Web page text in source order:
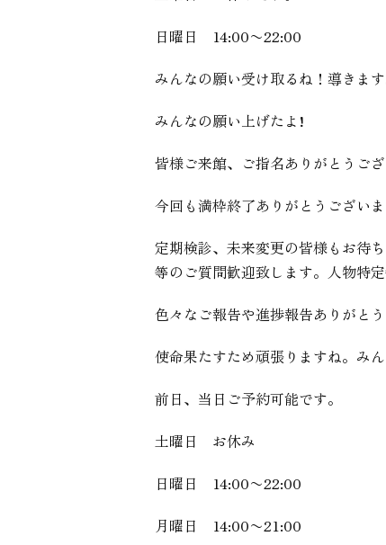
日曜日 14:00〜22:00
みんなの願い受け取るね！導きます
みんなの願い上げたよ!
皆様ご来館、ご指名ありがとうご
今回も満枠終了ありがとうござい
定期検診、未来変更の皆様もお待
等のご質問歓迎致します。人物特
色々なご報告や進捗報告ありがとう
使命果たすため頑張りますね。み
前日、当日ご予約可能です。
土曜日 お休み
日曜日 14:00〜22:00
月曜日 14:00〜21:00